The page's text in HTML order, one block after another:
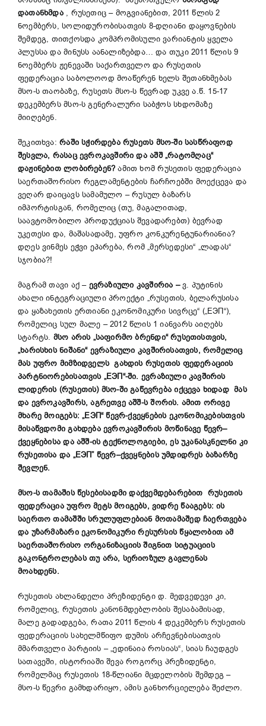
დათანხმდა, რუსეთიც – მოგვიანებით, 2011 წლის 2
ნოემბერს, სოლიდურობისათვის 8-დღიანი დაყოვნების
შემდეგ, თითქოსდა კომპრომისული ვარიანტის ყველა
პლუსსა და მინუსს აანალიზებდა… და თუკი 2011 წლის 9
ნოემბერს ჟენევაში საქართველო და რუსეთის
ფედერაცია საბოლოოდ მოაწერენ ხელს შეთანხმებას
მსო-ს თაობაზე, რუსეთს მსო-ს წევრად უკვე ა.წ. 15-17
დეკემბერს მსო-ს გენერალური საბჭოს სხდომაზე
მიიღებენ.
შეკითხვა:რაში სჭირდება რუსეთს მსო-ში სასწრაფოდ
შესვლა, რასაცევროკავშირი და აშშ„რატომღაც“
დაჟინებით ლობირებენ?ამით ხომ რუსეთის ფედერაცია
საერთაშორისო რეგლამენტების ჩარჩოებში მოექცევა და
ვეღარ დაიცავს სამამულო – რუსულ ბაზარს
იმპორტისგან, რომელიც (თუ, მაგალითად,
საავტომობილო პროდუქციას შევადარებთ) ბევრად
უკეთესი და, მაშასადამე, უფრო კონკურენტუნარიანია?
დღეს ვინმეს ეჭვი ეპარება, რომ „მერსედესი“ „ლადას“
სჯობია?!
მაგრამ თავი აქ – ევრაზიული კავშირია – ვ. პუტინის
ახალი ინტეგრაციული პროექტი „რუსეთის, ბელარუსისა
და ყაზახეთის ერთიანი ეკონომიკური სივრცე“ („ЕЭП“),
რომელიც სულ მალე – 2012 წლის 1 იანვარს აიღებს
სტარტს. მსო არის „საფირმობრენდი“ რუსეთისთვის,
„ხარისხის ნიშანი“ ევრაზიული კავშირისათვის, რომელიც
მას უფრო მიმზიდველს გახდის რუსეთის ფედერაციის
პარტნიორებისათვის „ЕЭП“-ში. ევრაზიული კავშირის
ლიდერის (რუსეთის) მსო-ში გაწევრება იქცევა ხიდად მას
და ევროკავშირს, აგრეთვეაშშ-ს შორის. ამით ორივე
მხარე მოიგებს: „ЕЭП“ წევრ-ქვეყნების ეკონომიკებისთვის
მისაწვდომი გახდება ევროკავშირის მოწინავე წევრ–
ქვეყნებისადა აშშ-ის ტექნოლოგიები, ეს უკანასკნელნი კი
რუსეთისა და „ЕЭП” წევრ–ქვეყნებისუმდიდრეს ბაზარზე
შევლენ.
მსო-სთამაშის წესებისადმი დაქვემდებარებით რუსეთის
ფედერაცია უფრო მეტს მოიგებს, ვიდრე წააგებს:ის
საერთო თამაშში სრულუფლებიან მოთამაშედ ჩაერთვება
და უზარმაზარი ეკონომიკური რესურსის წყალობით ამ
საერთაშორისო ორგანიზაციის შიგნით სიტუაციის
გაკონტროლებას თუ არა, სერიოზულ გავლენას
მოახდენს.
რუსეთის ახლანდელი პრეზიდენტი დ. მედვედევი კი,
რომელიც, რუსეთის კანონმდებლობის შესაბამისად,
მალე გადადგება, რათა 2011 წლის 4 დეკემბერს რუსეთის
ფედერაციის სახელმწიფო დუმის არჩევნებისათვის
მმართველი პარტიის – „ედინაია როსიას“, სიას ჩაუდგეს
სათავეში, ისტორიაში შევა როგორც პრეზიდენტი,
რომელმაც რუსეთის 18-წლიანი მცდელობის შემდეგ –
მსო-ს წევრი გამხდარიყო, ამის განხორციელება შეძლო.